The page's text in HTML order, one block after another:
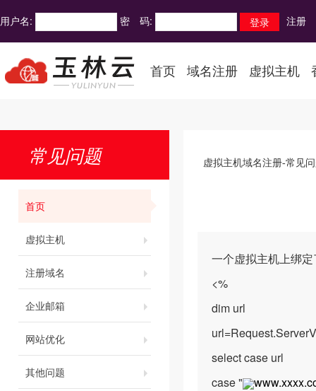
用户名: 密 码: 注册
首页 域名注册 虚拟主机
常见问题
首页
虚拟主机
注册域名
企业邮箱
网站优化
其他问题
虚拟主机域名注册-常见
一个虚拟主机上绑
<%
dim url
select case url
case "